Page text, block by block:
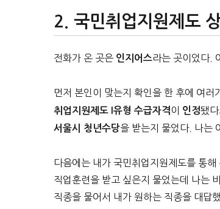
국민취업지원제도
전화가 온 곳은 인지어스라는 곳이었다.
먼저 본인이 맞는지 확인을 한 후에 여
취업지원제도 I유형 수급자격 이 인정됐
서울시 청년수당을 받는지 물었다. 나는
다음에는 내가 국민취업지원제도를 통
직업훈련을 받고 싶은지 물었는데 나는
직종을 물어서 내가 원하는 직종을 대답